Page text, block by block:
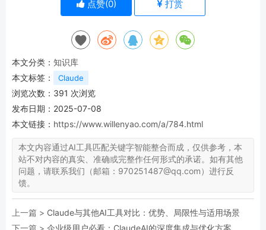
点赞(0) 打赏
本文分类： 知识库
本文标签：
Claude
浏览次数： 391 次浏览
发布日期：2025-07-08
本文链接： https://www.willenyao.com/a/784.html
本文内容通过AI工具匹配关键字智能整合而成，仅供参考，本
站不对内容的真实、准确或完整作任何形式的承诺。如有其他
问题，请联系我们（邮箱：970251487@qq.com）进行反
馈。
上一篇 > Claude与其他AI工具对比：优势、局限性与适用场景
下一篇 > 企业级用户必看：ClaudeAI的深度集成与优化方案